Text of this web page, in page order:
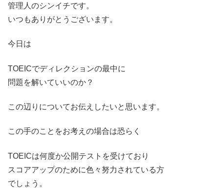
管理人のシンイチです。
いつもありがとうございます。
今日は
TOEICでディレクションの最中に
問題を解いていいのか？
この辺りについてお伝えしたいと思います。
この手のことをお考えの場合は恐らく
TOEICは何度か公開テストを受けており
スコアアップのために色々努力されている方
でしょう。